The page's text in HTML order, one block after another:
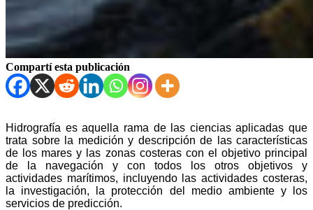
Compartí esta publicación
Hidrografía es aquella rama de las ciencias aplicadas que
trata sobre la medición y descripción de las características
de los mares y las zonas costeras con el objetivo principal
de la navegación y con todos los otros objetivos y
actividades marítimos, incluyendo las actividades costeras,
la investigación, la protección del medio ambiente y los
servicios de predicción.